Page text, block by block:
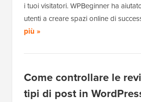
i tuoi visitatori. WPBeginner ha
utenti a creare spazi online di
più »
Come controllare le
tipi di post in